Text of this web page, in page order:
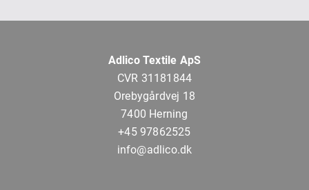
Adlico Textile ApS
CVR 31181844
Orebygårdvej 18
7400 Herning
+45 97862525
info@adlico.dk